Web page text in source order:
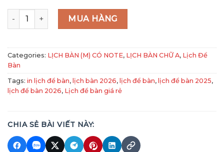
Mã NB 304-305 Tranh Sơn Dầu - Sắc Màu Cuộc Sống
MUA HÀNG
Categories: LỊCH BÀN (M) CÓ NOTE, LỊCH BÀN CHỮ A, Lịch Để
Bàn
Tags: in lịch để bàn, lịch bàn 2026, lịch để bàn, lịch để bàn 2025,
lịch để bàn 2026, Lịch để bàn giá rẻ
CHIA SẺ BÀI VIẾT NÀY: